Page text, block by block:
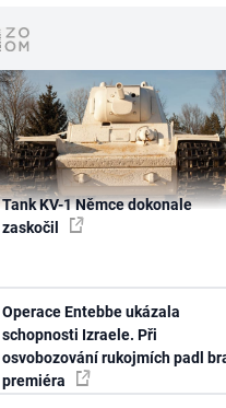
Tank KV-1 Němce dokonale
zaskočil
Operace Entebbe ukázala
schopnosti Izraele. Při
osvobozování rukojmích padl
premiéra